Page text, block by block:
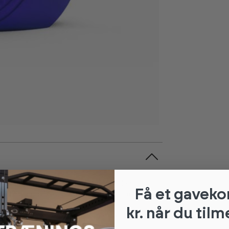
til fitnesscentre i hele verden.
bliver udviklet, produceret og testet i USA.
bedste produkter. American Barbell
ton vægtskiver, håndvægte og
Få et
kr. når du